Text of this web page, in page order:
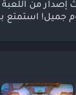
إصدار من
جميل! استمتع